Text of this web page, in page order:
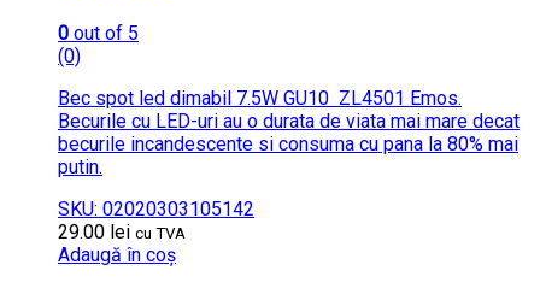
0 out of 5
(0)
Bec spot led dimabil 7.5W GU10 ZL4501 Emos.
Becurile cu LED-uri au o durata de viata mai mare decat
becurile incandescente si consuma cu pana la 80% mai
putin.
SKU: 02020303105142
29.00 lei cu TVA
Adaugă în coș